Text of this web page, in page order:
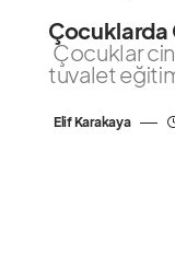
Çocuklarda
Çocuklar
tuvalet
Elif Karakaya